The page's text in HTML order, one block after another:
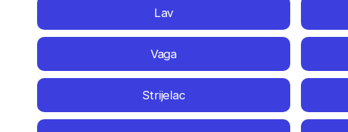
Lav
Vaga
Strijelac